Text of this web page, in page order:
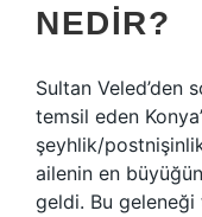
NEDIR?
Sultan Veled’den
temsil eden
şeyhlik/
ailenin en
geldi. Bu geleneği